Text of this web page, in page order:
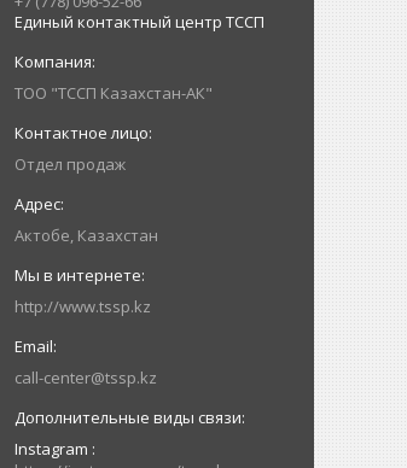
Единый контактный центр ТССП
ТОО "ТССП Казахстан-АК"
Отдел продаж
Актобе, Казахстан
http://www.tssp.kz
call-center@tssp.kz
Instagram